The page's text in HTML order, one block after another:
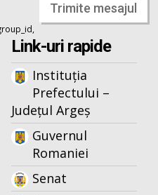
Trimite mesajul
Link-uri rapide
Instituția
Prefectului –
Județul Argeș
Guvernul
Romaniei
Senat